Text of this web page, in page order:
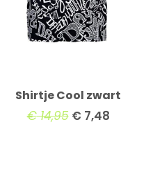
Shirtje Cool zwart
€14,95 €7,48